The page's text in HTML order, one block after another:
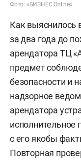
Фото: «БИЗНЕС Online»
Как выяснилось
за два года до
арендатора ТЦ
предмет
безопасности и
надзорное
арендатора
исполнительное
с его якобы
Повторная